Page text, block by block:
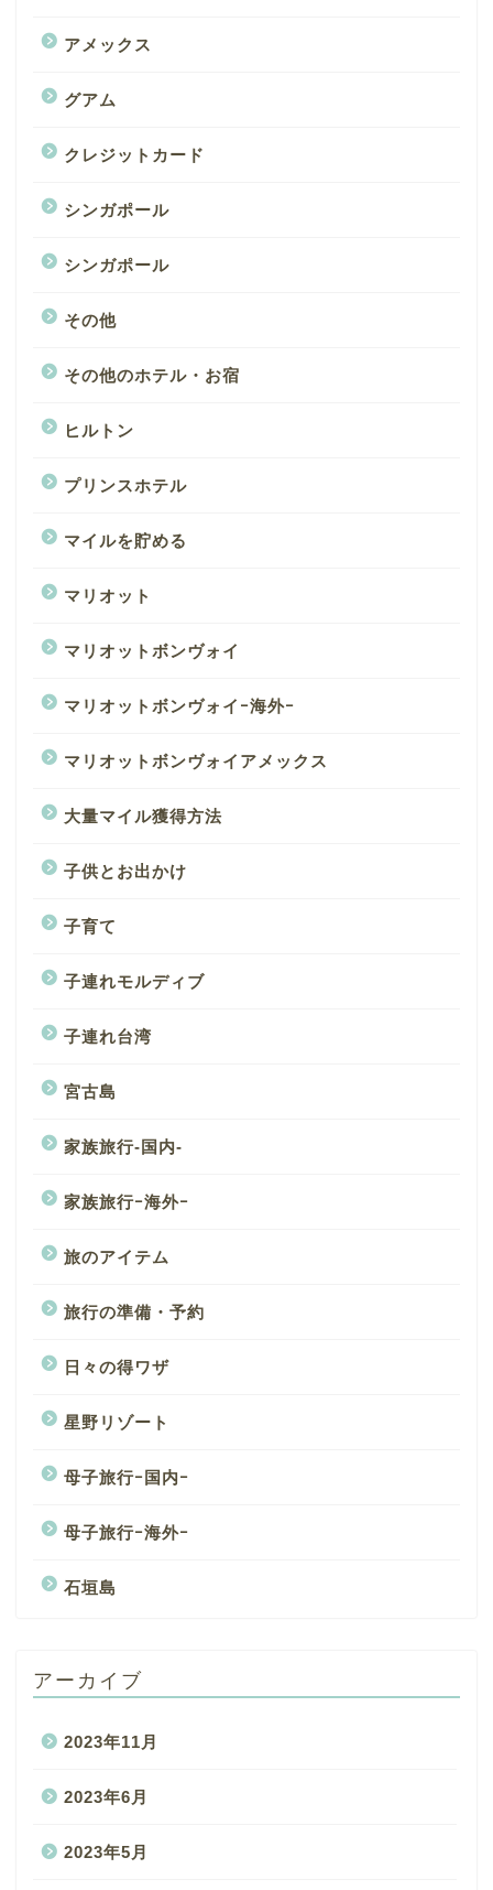
アメックス
グアム
クレジットカード
シンガポール
シンガポール
その他
その他のホテル・お宿
ヒルトン
プリンスホテル
マイルを貯める
マリオット
マリオットボンヴォイ
マリオットボンヴォイｰ海外ｰ
マリオットボンヴォイアメックス
大量マイル獲得方法
子供とお出かけ
子育て
子連れモルディブ
子連れ台湾
宮古島
家族旅行-国内-
家族旅行ｰ海外ｰ
旅のアイテム
旅行の準備・予約
日々の得ワザ
星野リゾート
母子旅行ｰ国内ｰ
母子旅行ｰ海外ｰ
石垣島
アーカイブ
2023年11月
2023年6月
2023年5月